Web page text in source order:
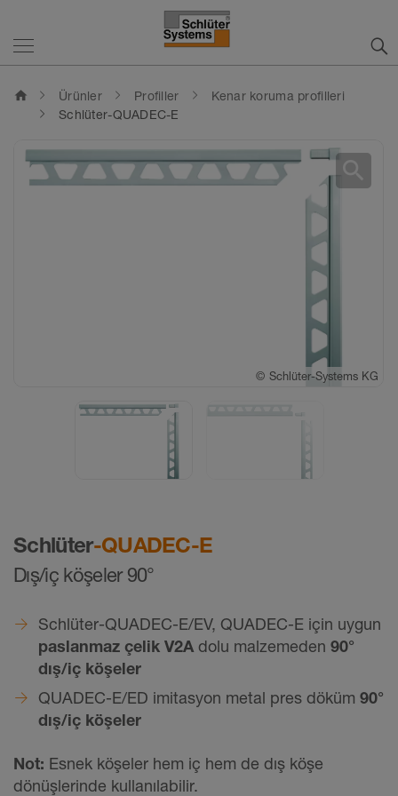
home Ürünler Profiller
Kenar koruma profilleri
Schlüter-QUADEC-E
Schlüter-QUADEC-E
Dış/iç köşeler 90°
Schlüter-QUADEC-E/EV, QUADEC-E için uygun
paslanmaz çelik V2A dolu malzemeden 90°
dış/iç köşeler
QUADEC-E/ED imitasyon metal pres döküm 90°
dış/iç köşeler
Not: Esnek köşeler hem iç hem de dış köşe
dönüşlerinde kullanılabilir.
© Schlüter-Systems KG
© Schlüter-Systems KG